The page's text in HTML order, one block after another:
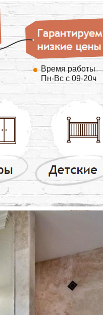
Время работы
Пн-Вс с 09-20ч